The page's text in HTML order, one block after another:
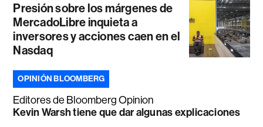
Presión sobre los márgenes de
MercadoLibre inquieta a
inversores y acciones caen en el
Nasdaq
OPINIÓN BLOOMBERG
Editores de Bloomberg Opinion
Kevin Warsh tiene que dar algunas explicaciones